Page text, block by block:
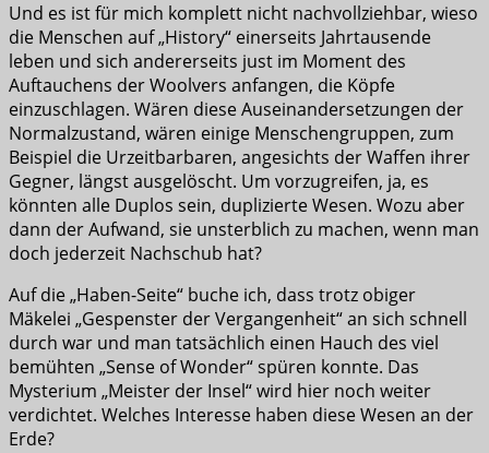
Und es ist für mich komplett nicht nachvollziehbar, wieso
die Menschen auf „History“ einerseits Jahrtausende
leben und sich andererseits just im Moment des
Auftauchens der Woolvers anfangen, die Köpfe
einzuschlagen. Wären diese Auseinandersetzungen der
Normalzustand, wären einige Menschengruppen, zum
Beispiel die Urzeitbarbaren, angesichts der Waffen ihrer
Gegner, längst ausgelöscht. Um vorzugreifen, ja, es
könnten alle Duplos sein, duplizierte Wesen. Wozu aber
dann der Aufwand, sie unsterblich zu machen, wenn man
doch jederzeit Nachschub hat?
Auf die „Haben-Seite“ buche ich, dass trotz obiger
Mäkelei „Gespenster der Vergangenheit“ an sich schnell
durch war und man tatsächlich einen Hauch des viel
bemühten „Sense of Wonder“ spüren konnte. Das
Mysterium „Meister der Insel“ wird hier noch weiter
verdichtet. Welches Interesse haben diese Wesen an der
Erde?